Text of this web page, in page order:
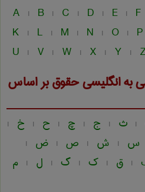
A | B | C | D | E | F
K | L | M | N | O | P
U | V | W | X | Y |
به انگلیسیحقوقبر اساس
| ث | ج | چ | ح | خ |
س | ش | ص | ض |
| ق | ک | گ | ل | م